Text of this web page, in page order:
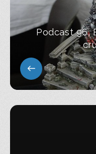
Podcast 96,